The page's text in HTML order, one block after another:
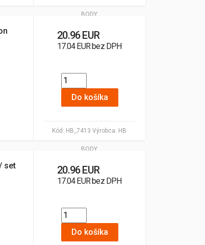
BODY
Kód: HB_7413 Výrobca: HB
BODY
20.96 EUR
17.04 EUR bez DPH
Do košíka
set
20.96 EUR
17.04 EUR bez DPH
Do košíka